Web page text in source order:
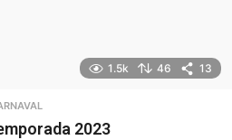
1.5k 46 13
2023